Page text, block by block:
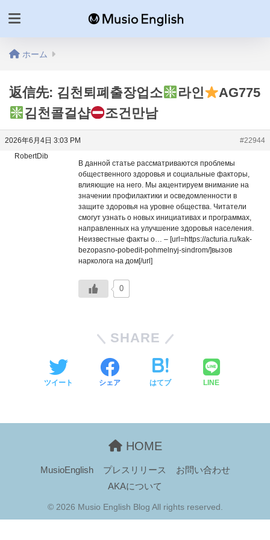
ホーム
返信先: 김천퇴폐출장업소 라인
AG775
김천콜걸샵
조건만남
2026年6月4日 3:03 PM
#22944
RobertDib
В данной статье рассматриваются проблемы
общественного здоровья и социальные факторы,
влияющие на него. Мы акцентируем внимание на
значении профилактики и осведомленности в
защите здоровья на уровне общества. Читатели
смогут узнать о новых инициативах и программах,
направленных на улучшение здоровья населения.
Неизвестные факты о… – [url=https://acturia.ru/kak-
bezopasno-pobedit-pohmelnyj-sindrom/]вызов
нарколога на дом[/url]
0
SHARE
ツイート シェア はてブ LINE
HOME
MusioEnglish プレスリリース
お問い合わせ
AKAについて
© 2026 Musio English Blog All rights reserved.